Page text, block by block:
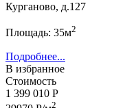
Курганово, д.127
Площадь: 35м2
Подробнее...
В избранное
Стоимость
1 399 010 Р
2